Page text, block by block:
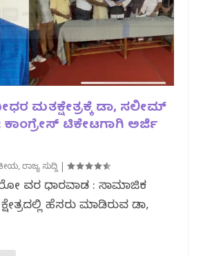
ಮತಕ್ಷೇತ್ರಕ್ಕೆ ಡಾ, ಸಲೀಮ್
ಟಿಕೇಟಗಾಗಿ ಅರ್ಜಿ
,ರಾಜ್ಯ ಸುದ್ದಿ |
ವರದಿ ಧಾರವಾಡ : ಸಾಮಾಜಿಕ
ಹೆಸರು ಮಾಡಿರುವ ಡಾ,